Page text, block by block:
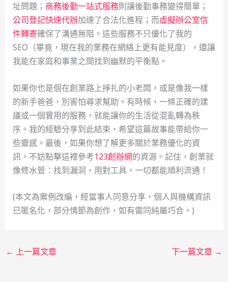
址問題； 商務後勤一站式服務則讓後勤事務變得簡單；
公司登記快速代辦加速了合法化進程；而虛擬辦公室信
件轉寄確保了溝通無阻。這些服務不只優化了我的
SEO（畢竟，現在我的業務在網絡上更有能見度），還讓
我能在家庭和事業之間找到幽默的平衡點。
如果你也是個在創業路上掙扎的小老闆，或是像我一樣
的新手爸爸，別害怕尋求幫助。有時候，一條正確的建
議或一個實用的服務，就能讓你的生活從混亂轉為秩
序。我的經驗分享到此結束，希望這篇故事能帶給你一
些靈感。最後，如果你想了解更多關於業務優化的資
訊，不妨點擊這裡參考123創辦網的資源。記住，創業就
像修水管：找到漏洞，用對工具，一切都能順利流通！
(本文為案例改編，經當事人同意分享，個人與機構資訊
已匿名化，部分情節為創作，如有雷同純屬巧合。)
← 上一篇文章 下一篇文章 →